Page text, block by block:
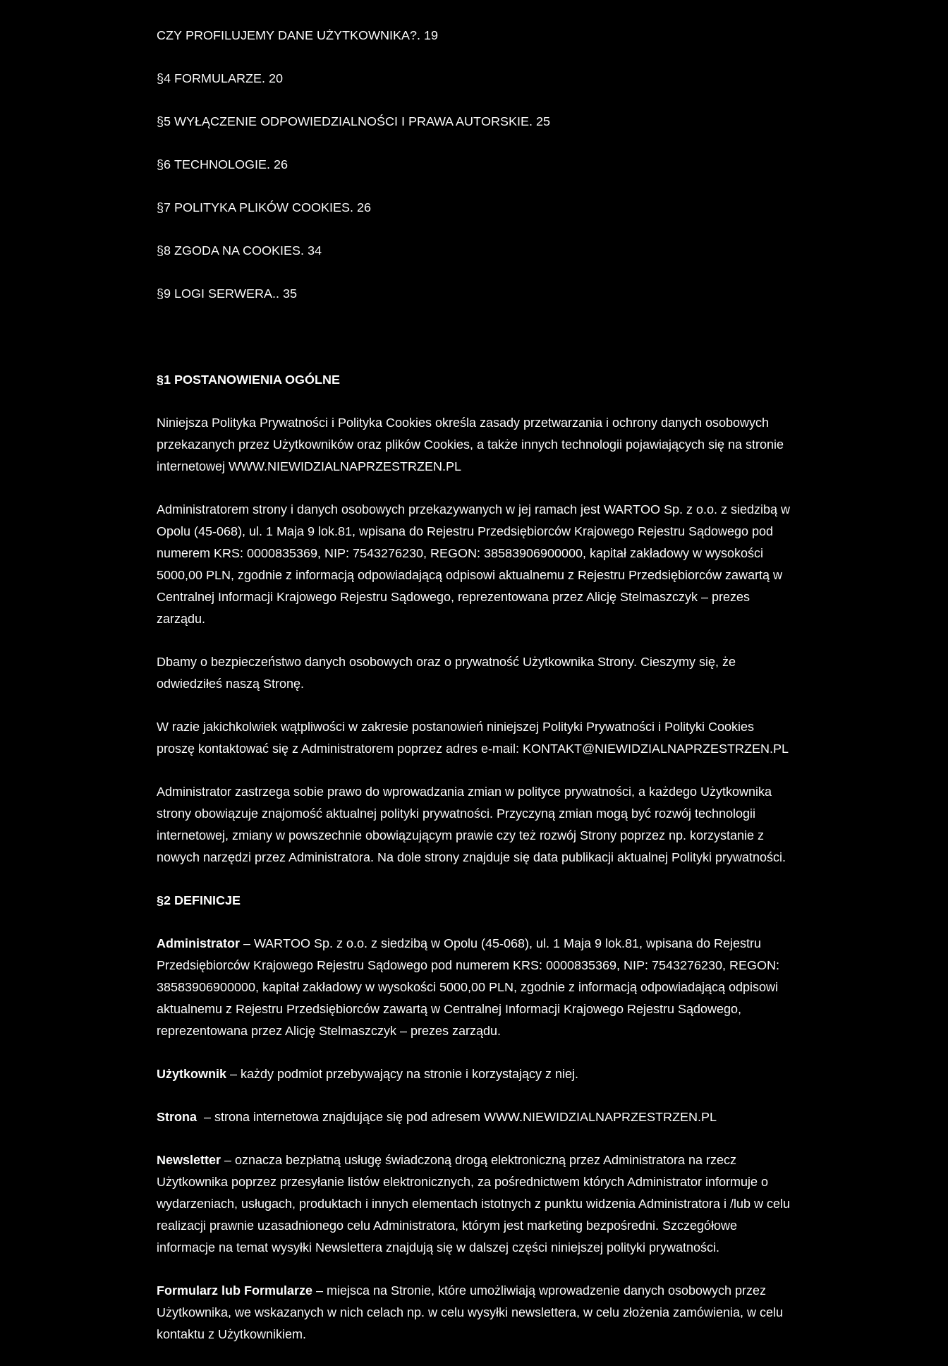
CZY PROFILUJEMY DANE UŻYTKOWNIKA?. 19
§4 FORMULARZE. 20
§5 WYŁĄCZENIE ODPOWIEDZIALNOŚCI I PRAWA AUTORSKIE. 25
§6 TECHNOLOGIE. 26
§7 POLITYKA PLIKÓW COOKIES. 26
§8 ZGODA NA COOKIES. 34
§9 LOGI SERWERA.. 35
§1 POSTANOWIENIA OGÓLNE
Niniejsza Polityka Prywatności i Polityka Cookies określa zasady przetwarzania i ochrony danych osobowych
przekazanych przez Użytkowników oraz plików Cookies, a także innych technologii pojawiających się na stronie
internetowej WWW.NIEWIDZIALNAPRZESTRZEN.PL
Administratorem strony i danych osobowych przekazywanych w jej ramach jest WARTOO Sp. z o.o. z siedzibą w
Opolu (45-068), ul. 1 Maja 9 lok.81, wpisana do Rejestru Przedsiębiorców Krajowego Rejestru Sądowego pod
numerem KRS: 0000835369, NIP: 7543276230, REGON: 38583906900000, kapitał zakładowy w wysokości
5000,00 PLN, zgodnie z informacją odpowiadającą odpisowi aktualnemu z Rejestru Przedsiębiorców zawartą w
Centralnej Informacji Krajowego Rejestru Sądowego, reprezentowana przez Alicję Stelmaszczyk – prezes
zarządu.
Dbamy o bezpieczeństwo danych osobowych oraz o prywatność Użytkownika Strony. Cieszymy się, że
odwiedziłeś naszą Stronę.
W razie jakichkolwiek wątpliwości w zakresie postanowień niniejszej Polityki Prywatności i Polityki Cookies
proszę kontaktować się z Administratorem poprzez adres e-mail: KONTAKT@NIEWIDZIALNAPRZESTRZEN.PL
Administrator zastrzega sobie prawo do wprowadzania zmian w polityce prywatności, a każdego Użytkownika
strony obowiązuje znajomość aktualnej polityki prywatności. Przyczyną zmian mogą być rozwój technologii
internetowej, zmiany w powszechnie obowiązującym prawie czy też rozwój Strony poprzez np. korzystanie z
nowych narzędzi przez Administratora. Na dole strony znajduje się data publikacji aktualnej Polityki prywatności.
§2 DEFINICJE
Administrator – WARTOO Sp. z o.o. z siedzibą w Opolu (45-068), ul. 1 Maja 9 lok.81, wpisana do Rejestru
Przedsiębiorców Krajowego Rejestru Sądowego pod numerem KRS: 0000835369, NIP: 7543276230, REGON:
38583906900000, kapitał zakładowy w wysokości 5000,00 PLN, zgodnie z informacją odpowiadającą odpisowi
aktualnemu z Rejestru Przedsiębiorców zawartą w Centralnej Informacji Krajowego Rejestru Sądowego,
reprezentowana przez Alicję Stelmaszczyk – prezes zarządu.
Użytkownik – każdy podmiot przebywający na stronie i korzystający z niej.
Strona – strona internetowa znajdujące się pod adresem WWW.NIEWIDZIALNAPRZESTRZEN.PL
Newsletter – oznacza bezpłatną usługę świadczoną drogą elektroniczną przez Administratora na rzecz
Użytkownika poprzez przesyłanie listów elektronicznych, za pośrednictwem których Administrator informuje o
wydarzeniach, usługach, produktach i innych elementach istotnych z punktu widzenia Administratora i /lub w celu
realizacji prawnie uzasadnionego celu Administratora, którym jest marketing bezpośredni. Szczegółowe
informacje na temat wysyłki Newslettera znajdują się w dalszej części niniejszej polityki prywatności.
Formularz lub Formularze – miejsca na Stronie, które umożliwiają wprowadzenie danych osobowych przez
Użytkownika, we wskazanych w nich celach np. w celu wysyłki newslettera, w celu złożenia zamówienia, w celu
kontaktu z Użytkownikiem.